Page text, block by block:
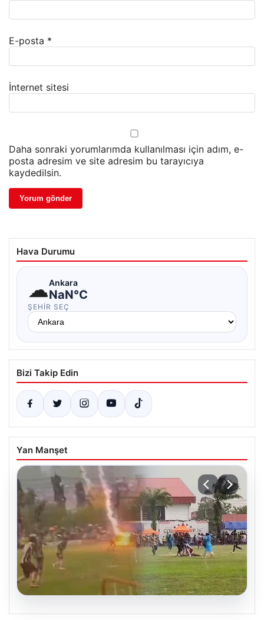
E-posta *
İnternet sitesi
Daha sonraki yorumlarımda kullanılması için adım, e-
posta adresim ve site adresim bu tarayıcıya
kaydedilsin.
Hava Durumu
☁Ankara
NaN°C
ŞEHIR SEÇ
Bizi Takip Edin
Yan Manşet